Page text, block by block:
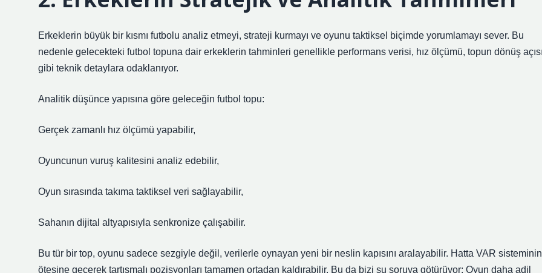
Erkeklerin büyük bir kısmı futbolu analiz etmeyi, strateji kurmayı ve oyunu taktiksel biçimde yorumlamayı sever. Bu
nedenle gelecekteki futbol topuna dair erkeklerin tahminleri genellikle performans verisi, hız ölçümü, topun dönüş
gibi teknik detaylara odaklanıyor.
Analitik düşünce yapısına göre geleceğin futbol topu:
Gerçek zamanlı hız ölçümü yapabilir,
Oyuncunun vuruş kalitesini analiz edebilir,
Oyun sırasında takıma taktiksel veri sağlayabilir,
Sahanın dijital altyapısıyla senkronize çalışabilir.
Bu tür bir top, oyunu sadece sezgiyle değil, verilerle oynayan yeni bir neslin kapısını aralayabilir. Hatta VAR sisteminin
ötesine geçerek tartışmalı pozisyonları tamamen ortadan kaldırabilir. Bu da bizi şu soruya götürüyor: Oyun daha adil